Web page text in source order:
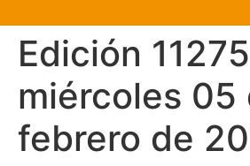
Edición 11275
miércoles 05
febrero de